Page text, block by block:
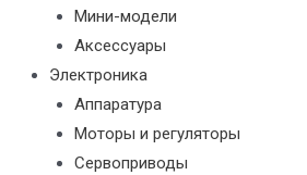
Мини-модели
Аксессуары
Электроника
Аппаратура
Моторы и регуляторы
Сервоприводы